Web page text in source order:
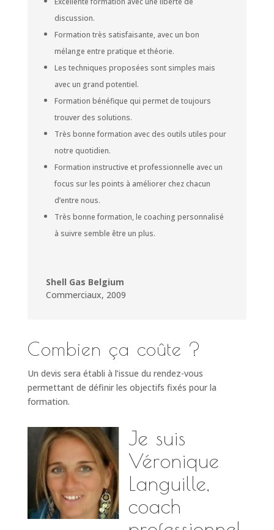
discussion.
Formation très satisfaisante, avec un bon
mélange entre pratique et théorie.
Les techniques proposées sont simples mais
avec un grand potentiel.
Formation bénéfique qui permet de toujours
trouver des solutions.
Très bonne formation avec des outils utiles pour
notre quotidien.
Formation instructive et professionnelle avec un
focus sur les points à améliorer chez chacun
d’entre nous.
Très bonne formation, le coaching personnalisé
à suivre semble être un plus.
Shell Gas Belgium
Commerciaux, 2009
Combien ça coûte ?
Un devis sera établi à l’issue du rendez-vous
permettant de définir les objectifs fixés pour la
formation.
Je suis
Véronique
Languille,
coach